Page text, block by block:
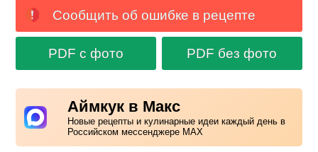
Сообщить об ошибке в рецепте
PDF с фото PDF без фото
Аймкук в Макс
Новые рецепты и кулинарные идеи каждый день в
Российском мессенджере MAX